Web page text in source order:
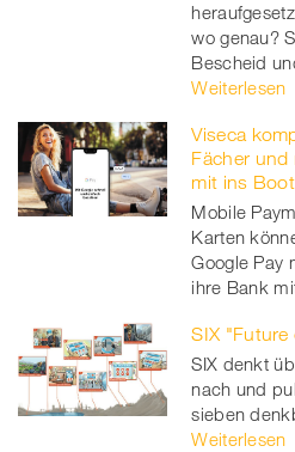
wo genau?
Bescheid
Weiterlesen
Viseca
Fächer und
mit ins Boot
Mobile
Karten
Google Pay
ihre Bank
SIX "Future
SIX denkt
nach und
sieben
Weiterlesen